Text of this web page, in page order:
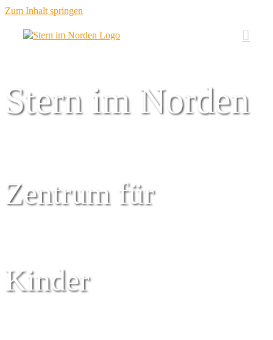
Zum Inhalt springen
Stern im Norden
Zentrum für
Kinder